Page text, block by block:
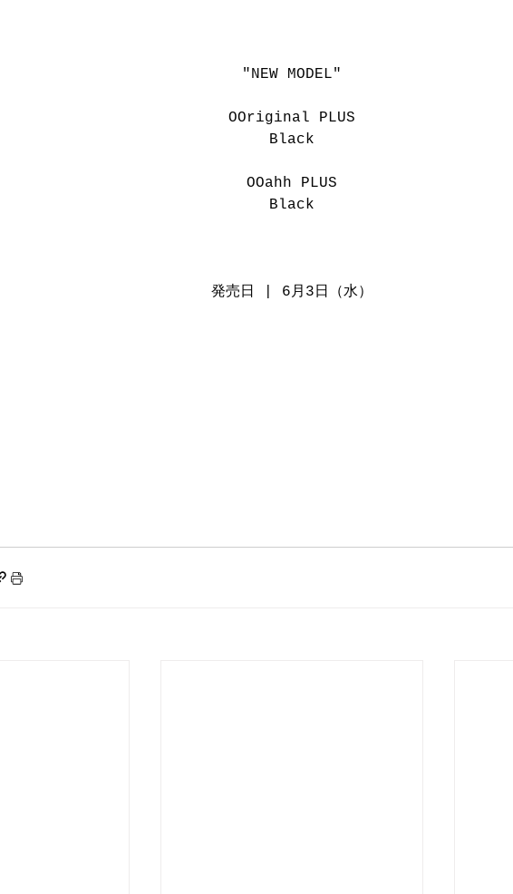
"NEW MODEL"
OOriginal PLUS
Black
OOahh PLUS
Black
発売日 | 6月3日（水）